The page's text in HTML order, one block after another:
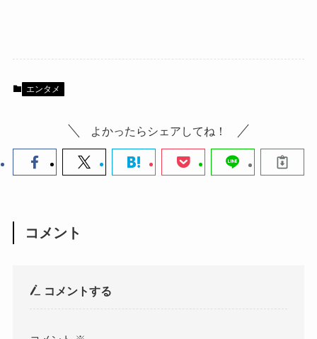
エンタメ
よかったらシェアしてね！
コメント
コメントする